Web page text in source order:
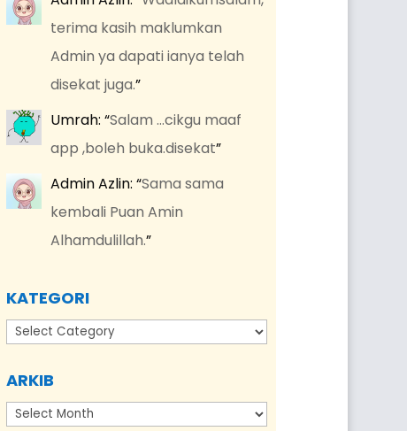
terima kasih maklumkan
Admin ya dapati ianya telah
disekat juga.”
Umrah: “Salam …cikgu maaf
app ,boleh buka.disekat”
Admin Azlin: “Sama sama
kembali Puan Amin
Alhamdulillah.”
KATEGORI
Kategori
ARKIB
Arkib